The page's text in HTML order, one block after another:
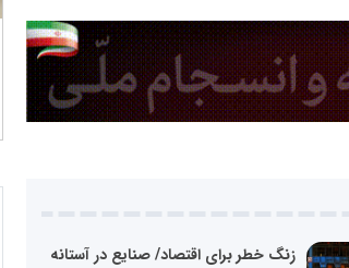
زنگ خطر برای اقتصاد/ صنایع در آستانه